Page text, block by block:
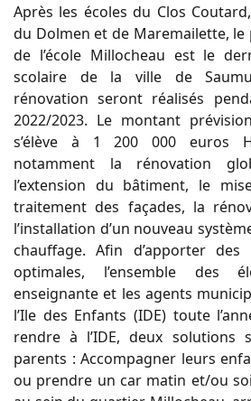
Après les écoles du Clos
du Dolmen et de Maremailette,
de l’école Millocheau est le
scolaire de la ville de
rénovation seront réalisés
2022/2023. Le montant
s’élève à 1 200 000 euros
notamment la rénovation
l’extension du bâtiment, le
traitement des façades, la
l’installation d’un nouveau
chauffage. Afin d’apporter des
optimales, l’ensemble des
enseignante et les agents
l’Ile des Enfants (IDE) toute
rendre à l’IDE, deux solutions
parents : Accompagner leurs
ou prendre un car matin et/ou